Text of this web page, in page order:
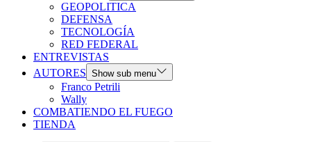
GEOPOLITICA
DEFENSA
TECNOLOGÍA
RED FEDERAL
ENTREVISTAS
AUTORES Show sub menu
Franco Petrili
Wally
COMBATIENDO EL FUEGO
TIENDA